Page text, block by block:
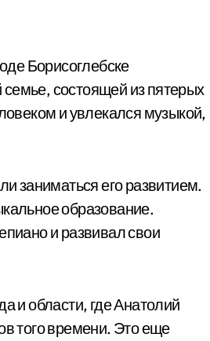
Борисоглебске
состоящей из пятерых
и увлекался музыкой,
заниматься его развитием.
образование.
и развивал свои
и области, где Анатолий
того времени. Это еще